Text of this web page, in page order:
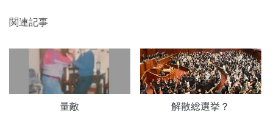
関連記事
量敵 解散総選挙？